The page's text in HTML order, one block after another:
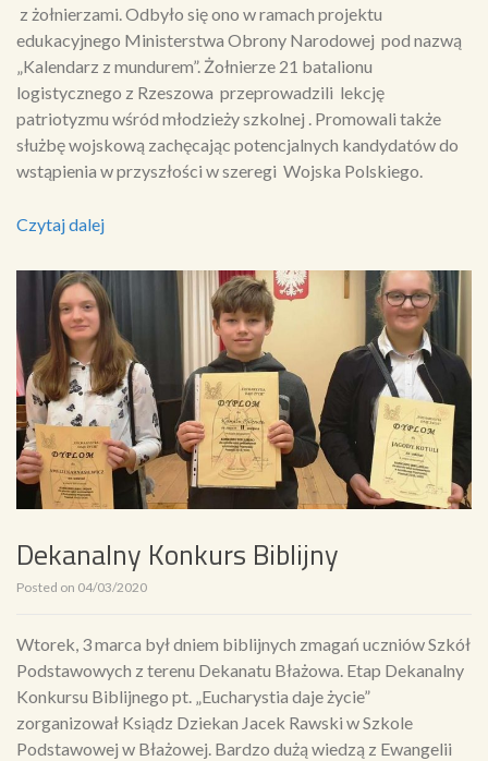
z żołnierzami. Odbyło się ono w ramach projektu
edukacyjnego Ministerstwa Obrony Narodowej pod nazwą
„Kalendarz z mundurem”. Żołnierze 21 batalionu
logistycznego z Rzeszowa przeprowadzili lekcję
patriotyzmu wśród młodzieży szkolnej . Promowali także
służbę wojskową zachęcając potencjalnych kandydatów do
wstąpienia w przyszłości w szeregi Wojska Polskiego.
Czytaj dalej
Dekanalny Konkurs Biblijny
Posted on 04/03/2020
Wtorek, 3 marca był dniem biblijnych zmagań uczniów Szkół
Podstawowych z terenu Dekanatu Błażowa. Etap Dekanalny
Konkursu Biblijnego pt. „Eucharystia daje życie”
zorganizował Ksiądz Dziekan Jacek Rawski w Szkole
Podstawowej w Błażowej. Bardzo dużą wiedzą z Ewangelii